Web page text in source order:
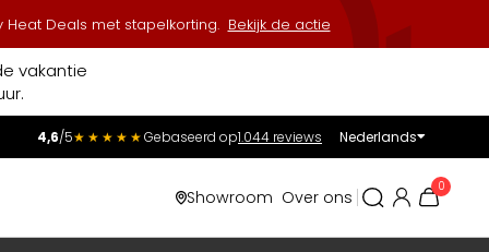
Deals met stapelkorting. Bekijk de actie
vakantie
4,6/5★★★★★Gebaseerd op1.044 reviews Nederlands
Showroom Over ons
0